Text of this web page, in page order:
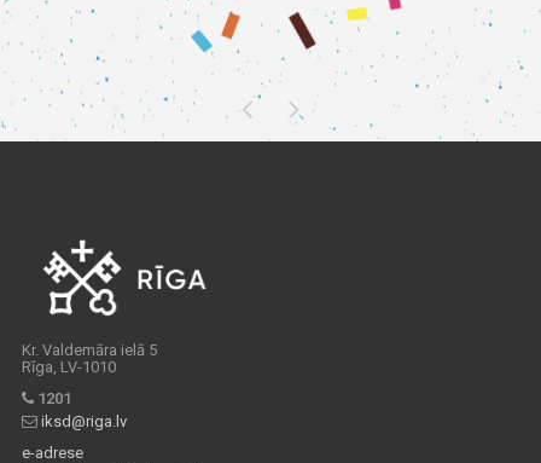
Kr. Valdemāra ielā 5
Rīga, LV-1010
1201
iksd@riga.lv
e-adrese